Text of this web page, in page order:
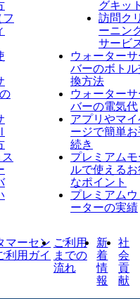
フ
ス
グキッ
訪問ク
ーニン
サービ
ウォーター
バーのボトル
換方法
ウォーター
バーの電気代
アプリやマイ
ージで簡単お
続き
プレミアムモ
ルで使える
なポイント
プレミアムウ
ーターの実績
マーセン
利用ガイ
ご利用
までの
流れ
新
着
情
報
社
会
貢
献